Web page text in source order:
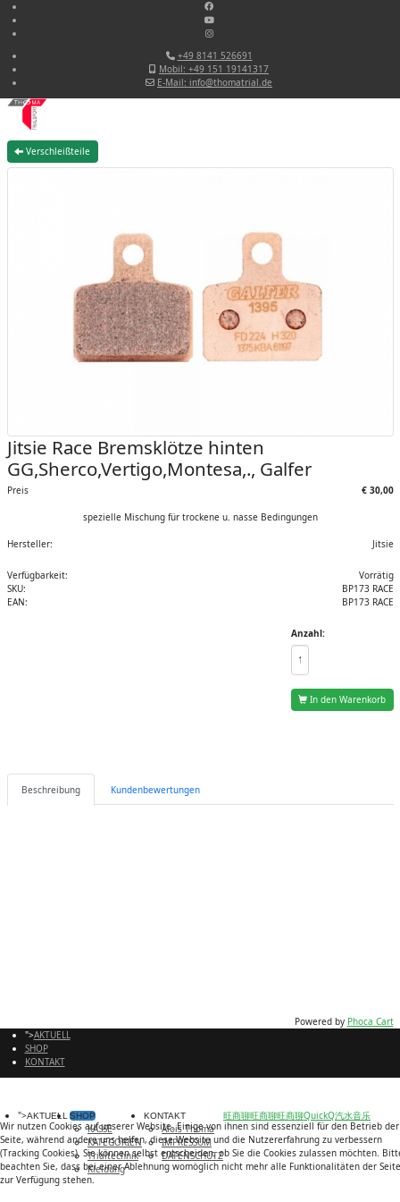
+49 8141 526691
Mobil: +49 151 19141317
E-Mail: info@thomatrial.de
Verschleißteile
Jitsie Race Bremsklötze hinten
GG,Sherco,Vertigo,Montesa,., Galfer
Preis € 30,00
spezielle Mischung für trockene u. nasse Bedingungen
Hersteller: Jitsie
Verfügbarkeit:
Vorrätig
SKU:
BP173 RACE
EAN:
BP173 RACE
Anzahl:
In den Warenkorb
Beschreibung Kundenbewertungen
Powered by Phoca Cart
">AKTUELL
SHOP
KONTAKT
">AKTUELL SHOP
KASSE
KATEGORIEN
Trialtechnik
Kleidung
KONTAKT
Alois Thoma
IMPRESSUM
DATENSCHUTZ
Wir nutzen Cookies auf unserer Website. Einige von ihnen sind essenziell für den Betrieb der
Seite, während andere uns helfen, diese Website und die Nutzererfahrung zu verbessern
(Tracking Cookies). Sie können selbst entscheiden, ob Sie die Cookies zulassen möchten.
beachten Sie, dass bei einer Ablehnung womöglich nicht mehr alle Funktionalitäten der Seite
zur Verfügung stehen.
旺商聊旺商聊旺商聊QuickQ汽水音乐